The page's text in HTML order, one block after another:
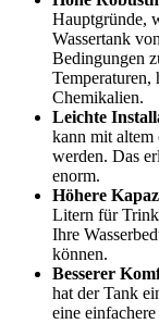
Hauptgründe,
Wassertank
Bedingungen
Temperaturen,
Chemikalien.
Leichte
kann mit
werden. Das
enorm.
Höhere
Litern für
Ihre
können.
Besserer
hat der Tank
eine